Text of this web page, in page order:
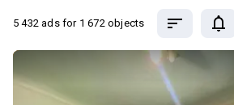
5 432 ads for 1 672 objects